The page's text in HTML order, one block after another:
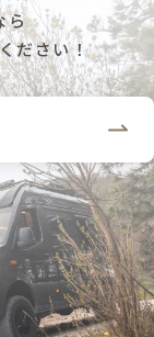
ら
ださい！